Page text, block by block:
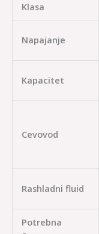
Klasa
Napajanje
Kapacitet
Cevovod
Rashladni fluid
Potrebna